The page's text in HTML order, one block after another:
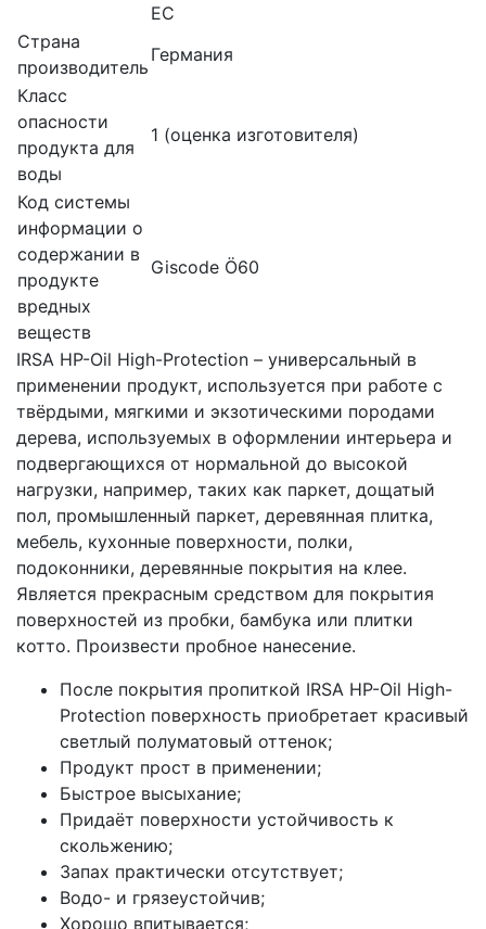
ЕС
Страна
производитель
Германия
Класс
опасности
продукта для
воды
1 (оценка изготовителя)
Код системы
информации о
содержании в
продукте
вредных
веществ
Giscode Ö60
IRSA HP-Oil High-Protection – универсальный в
применении продукт, используется при работе с
твёрдыми, мягкими и экзотическими породами
дерева, используемых в оформлении интерьера и
подвергающихся от нормальной до высокой
нагрузки, например, таких как паркет, дощатый
пол, промышленный паркет, деревянная плитка,
мебель, кухонные поверхности, полки,
подоконники, деревянные покрытия на клее.
Является прекрасным средством для покрытия
поверхностей из пробки, бамбука или плитки
котто. Произвести пробное нанесение.
После покрытия пропиткой IRSA HP-Oil High-
Protection поверхность приобретает красивый
светлый полуматовый оттенок;
Продукт прост в применении;
Быстрое высыхание;
Придаёт поверхности устойчивость к
скольжению;
Запах практически отсутствует;
Водо- и грязеустойчив;
Хорошо впитывается;